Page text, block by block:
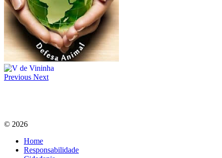
Previous Next
© 2026
Home
Responsabilidade